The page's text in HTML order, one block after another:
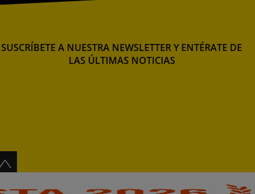
SUSCRÍBETE A NUESTRA NEWSLETTER Y ENTÉRATE DE
LAS ÚLTIMAS NOTICIAS